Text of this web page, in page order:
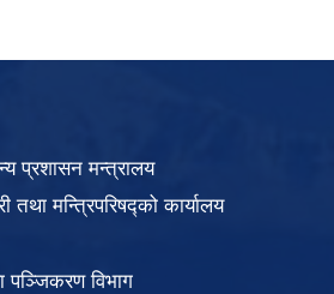
प्रशासन मन्त्रालय
मन्त्रिपरिषद्को कार्यालय
पञ्जिकरण विभाग